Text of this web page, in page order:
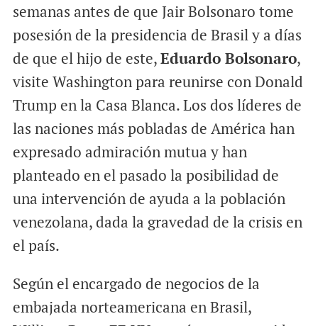
semanas antes de que Jair Bolsonaro tome
posesión de la presidencia de Brasil y a días
de que el hijo de este,Eduardo Bolsonaro,
visite Washington para reunirse con Donald
Trump en la Casa Blanca. Los dos líderes de
las naciones más pobladas de América han
expresado admiración mutua y han
planteado en el pasado la posibilidad de
una intervención de ayuda a la población
venezolana, dada la gravedad de la crisis en
el país.
Según el encargado de negocios de la
embajada norteamericana en Brasil,